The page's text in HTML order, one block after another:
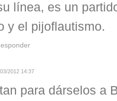
línea, es un
y el pijoflautismo.
2012 14:37
para dárselos a